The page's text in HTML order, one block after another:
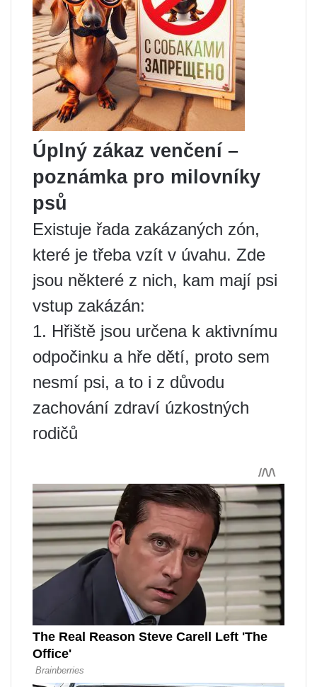
Úplný zákaz venčení –
poznámka pro milovníky
psů
Existuje řada zakázaných zón,
které je třeba vzít v úvahu. Zde
jsou některé z nich, kam mají psi
vstup zakázán:
1. Hřiště jsou určena k aktivnímu
odpočinku a hře dětí, proto sem
nesmí psi, a to i z důvodu
zachování zdraví úzkostných
rodičů